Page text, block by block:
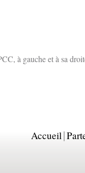
à gauche et à sa
Accueil